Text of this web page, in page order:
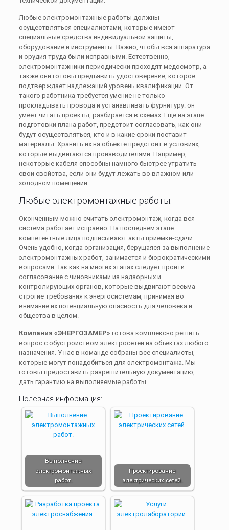
Любые электромонтажные работы должны
осуществляться специалистами, которые имеют
специальные средства индивидуальной защиты,
оборудование и инструменты. Важно, чтобы вся аппаратура
и орудия труда были исправными. Естественно,
электромонтажники периодически проходят медосмотр, а
также они готовы предъявить удостоверение, которое
подтверждает надлежащий уровень квалификации. От
такого работника требуется умение не только
прокладывать провода и устанавливать фурнитуру: он
умеет читать проекты, разбирается в схемах. Еще на этапе
подготовки плана работ, предстоит согласовать, как они
будут осуществляться, кто и в какие сроки поставит
материалы. Хранить их на объекте предстоит в условиях,
которые выдвигаются производителями. Например,
некоторые кабеля способны намного быстрее утратить
свои свойства, если они будут лежать во влажном или
холодном помещении.
Любые электромонтажные работы.
Оконченным можно считать электромонтаж, когда вся
система работает исправно. На последнем этапе
компетентные лица подписывают акты приемки-сдачи.
Очень удобно, когда организация, берущаяся за выполнение
электромонтажных работ, занимается и бюрократическими
вопросами. Так как на многих этапах следует пройти
согласование с чиновниками из надзорных и
контролирующих органов, которые выдвигают весьма
строгие требования к энергосистемам, принимая во
внимание их потенциальную опасность для человека и
общества в целом.
Компания «ЭНЕРГОЗАМЕР» готова комплексно решить
вопрос с обустройством электросетей на объектах любого
назначения. У нас в команде собраны все специалисты,
которые могут понадобиться для электромонтажа. Мы
готовы предоставить разрешительную документацию,
дать гарантию на выполняемые работы.
Полезная информация:
Выполнение
электромонтажных
работ.
Проектирование
электрических сетей.